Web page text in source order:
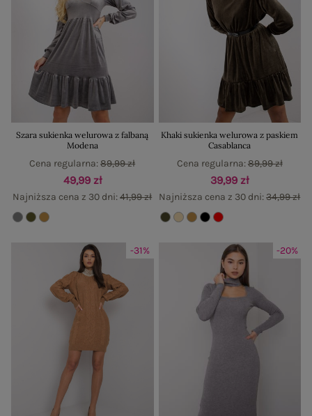
Szara sukienka welurowa z falbaną
Modena
49,99 zł
Najniższa cena z 30 dni:41,99 zł
Cena regularna:89,99 zł
Khaki sukienka welurowa z paskiem
Casablanca
39,99 zł
Najniższa cena z 30 dni:34,99 zł
Cena regularna:89,99 zł
-31% -20%